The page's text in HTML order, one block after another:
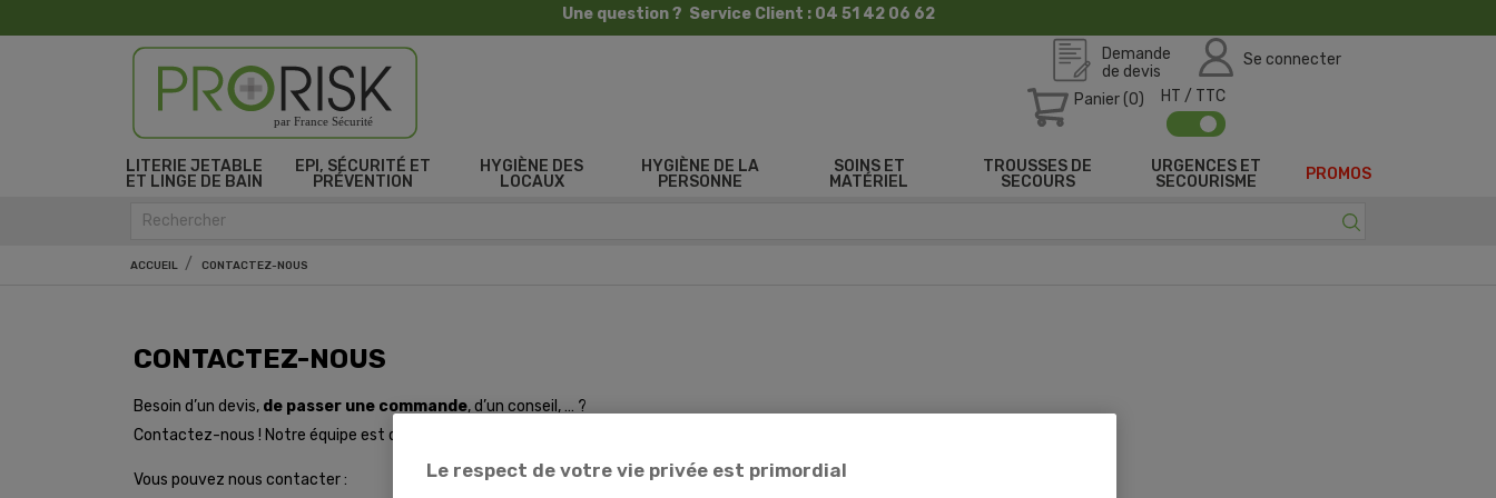
Une question ? Service Client : 04 51 42 06 62
par France Sécurité
Demande
de devis
Se connecter
Panier (0) HT / TTC
LITERIE JETABLE
ET LINGE DE BAIN
EPI, SÉCURITÉ ET
PRÉVENTION
HYGIÈNE DES
LOCAUX
HYGIÈNE DE LA
PERSONNE
SOINS ET
MATÉRIEL
TROUSSES DE
SECOURS
URGENCES ET
SECOURISME
PROMOS
ACCUEIL CONTACTEZ-NOUS
CONTACTEZ-NOUS
Besoin d’un devis, de passer une commande, d’un conseil, … ?
Contactez-nous ! Notre équipe est disponible et s’engage à vous répondre dans les meilleurs délais.
Vous pouvez nous contacter : Le respect de votre vie privée est primordial